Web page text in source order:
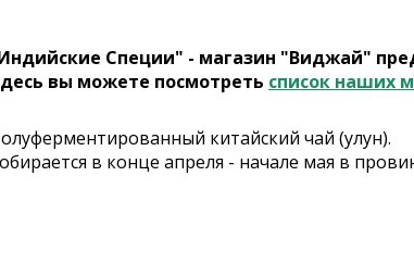
Специи" - магазин "Виджай"
вы можете посмотреть список наших
китайский чай (улун).
в конце апреля - начале мая в